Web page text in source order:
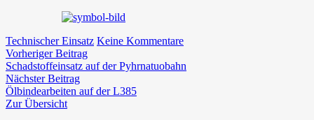
Technischer Einsatz Keine Kommentarezu
Keller
Beitragsnavigation
Vorheriger BeitragVorheriger
Beitrag:
Schadstoffeinsatz auf der Pyhrnatuobahn
Nächster BeitragNächster
Beitrag:
Ölbindearbeiten auf der L385
Zur Übersicht